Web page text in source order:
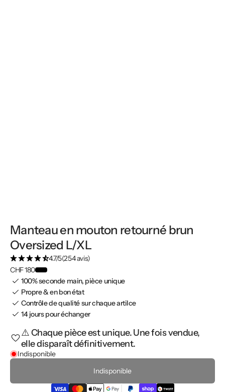
Manteau en mouton retourné brun
Oversized L/XL
4.7/5(254 avis)
CHF 180
100% seconde main, pièce unique
Propre & en bon état
Contrôle de qualité sur chaque artilce
14 jours pour échanger
⚠️ Chaque pièce est unique. Une fois vendue,
elle disparaît définitivement.
Indisponible
Indisponible